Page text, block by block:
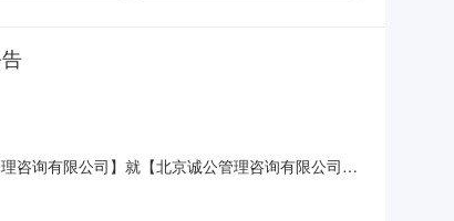
咨询有限公司】就【北京诚公管理咨询有限公司
管理、项目技术论证、提供会议组织支撑、资料